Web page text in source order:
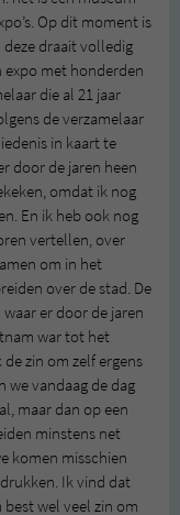
Op dit moment is
deze draait volledig
expo met honderden
die al 21 jaar
de verzamelaar
in kaart te
door de jaren heen
omdat ik nog
En ik heb ook nog
vertellen, over
om in het
over de stad. De
er door de jaren
war tot het
zin om zelf ergens
we vandaag de dag
maar dan op een
minstens net
komen misschien
Ik vind dat
wel veel zin om